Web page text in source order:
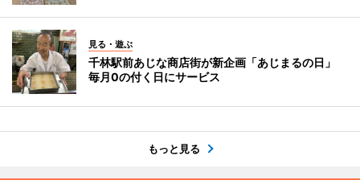
見る・遊ぶ
千林駅前あじな商店街が新企画「あじまるの日」
毎月0の付く日にサービス
もっと見る